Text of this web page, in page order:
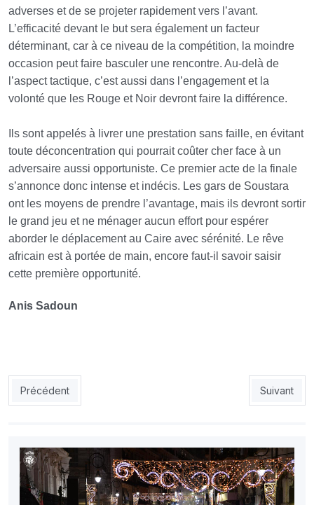
adverses et de se projeter rapidement vers l’avant.
L’efficacité devant le but sera également un facteur
déterminant, car à ce niveau de la compétition, la moindre
occasion peut faire basculer une rencontre. Au-delà de
l’aspect tactique, c’est aussi dans l’engagement et la
volonté que les Rouge et Noir devront faire la différence.
Ils sont appelés à livrer une prestation sans faille, en évitant
toute déconcentration qui pourrait coûter cher face à un
adversaire aussi opportuniste. Ce premier acte de la finale
s’annonce donc intense et indécis. Les gars de Soustara
ont les moyens de prendre l’avantage, mais ils devront sortir
le grand jeu et ne ménager aucun effort pour espérer
aborder le déplacement au Caire avec sérénité. Le rêve
africain est à portée de main, encore faut-il savoir saisir
cette première opportunité.
Anis Sadoun
Article précédent : Coupe de la Confédération (Finale - aller) :
Précédent Article
Suivant